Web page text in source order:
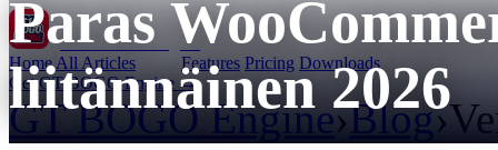
GT BOGOEngine
Home All Articles Features Pricing Downloads
Get GT BOGO Engine →
GT BOGO Engine›Blog›
Paras
liitännäinen 2026